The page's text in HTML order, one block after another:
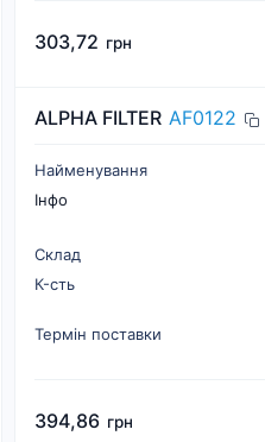
303,72 грн
ALPHA FILTER AF0122
Найменування
Інфо
Склад
К-cть
Термін поставки
394,86 грн